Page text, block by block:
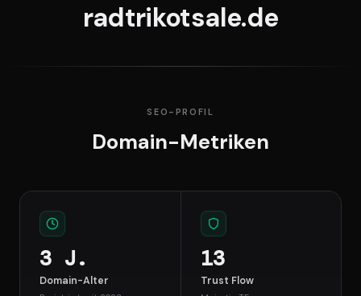
radtrikotsale.de
SEO-PROFIL
Domain-Metriken
3 J.
Domain-Alter
13
Trust Flow